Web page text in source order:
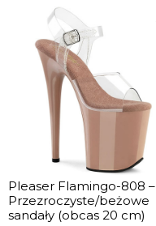
Pleaser Flamingo-808 –
Przezroczyste/beżowe
sandały (obcas 20 cm)